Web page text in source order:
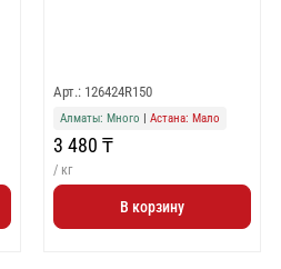
Арт.: 126424R150
Алматы: Много Астана: Мало
3 480 ₸
/ кг
В корзину